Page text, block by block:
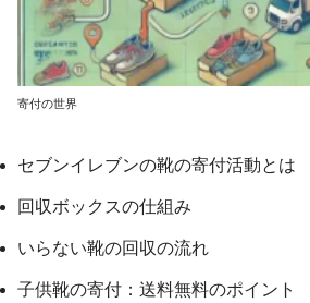
寄付の世界
セブンイレブンの靴の寄付活動とは
回収ボックスの仕組み
いらない靴の回収の流れ
子供靴の寄付：送料無料のポイント